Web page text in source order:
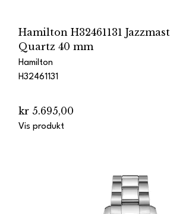
Hamilton H32461131
Quartz 40 mm
Hamilton
H32461131
kr 5.695,00
Vis produkt